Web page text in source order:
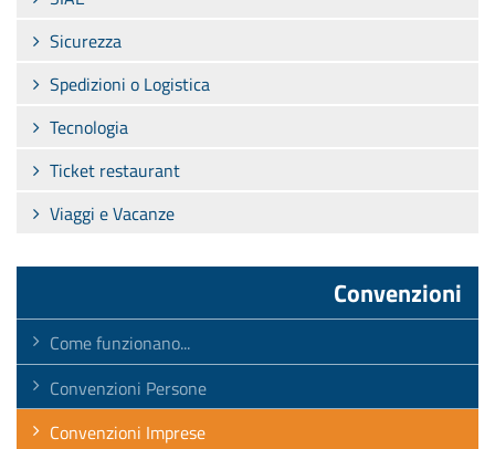
Sicurezza
Spedizioni o Logistica
Tecnologia
Ticket restaurant
Viaggi e Vacanze
Convenzioni
Come funzionano...
Convenzioni Persone
Convenzioni Imprese